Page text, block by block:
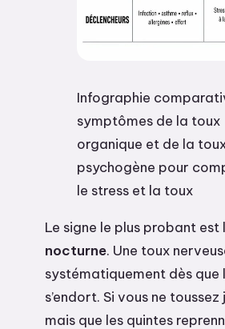
Infographie
symptômes de la toux
organique et de la
psychogène pour
le stress et la toux
Le signe le plus probant est
nocturne. Une toux
systématiquement dès que
s’endort. Si vous ne
mais que les quintes